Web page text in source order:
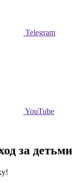
Telegram
YouTube
за